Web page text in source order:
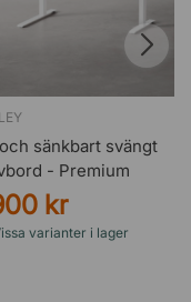
sänkbart svängt
- Premium
kr
varianter i lager